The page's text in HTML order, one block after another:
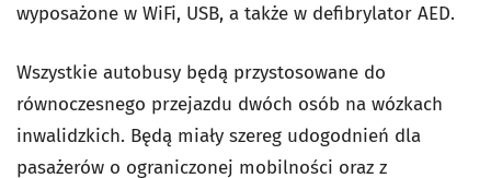
wyposażone w WiFi, USB, a także w defibrylator AED.
Wszystkie autobusy będą przystosowane do
równoczesnego przejazdu dwóch osób na wózkach
inwalidzkich. Będą miały szereg udogodnień dla
pasażerów o ograniczonej mobilności oraz z